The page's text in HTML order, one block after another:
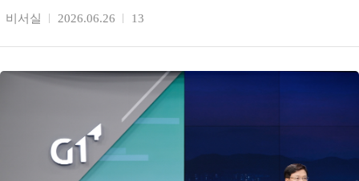
격려했다. 최 총장은 "매년 최우수 학군단으로 선정되어
비서실 2026.06.26 13